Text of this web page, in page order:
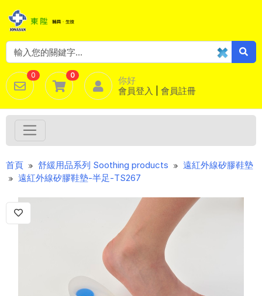
0 0
你好
會員登入
會員註冊
Previous Next
首頁 舒緩用品系列 Soothing products
遠紅外線矽膠鞋墊
遠紅外線矽膠鞋墊-半足-TS267